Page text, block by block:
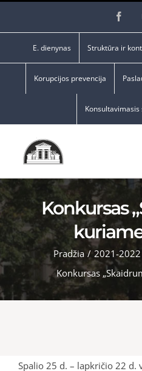
E. dienynas Struktūra ir
Korupcijos prevencija
Konkursas
Pradžia / 2021-
Konkursas
Spalio 25 d. – lapkričio 22